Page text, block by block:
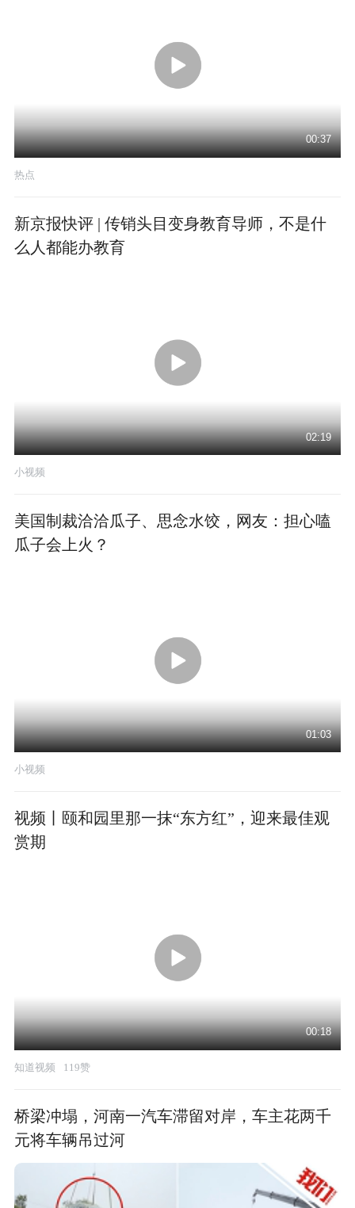
00:37
热点
新京报快评 | 传销头目变身教育导师，不是什
么人都能办教育
02:19
小视频
美国制裁洽洽瓜子、思念水饺，网友：担心嗑
瓜子会上火？
01:03
小视频
视频丨颐和园里那一抹“东方红”，迎来最佳观
赏期
00:18
知道视频 119赞
桥梁冲塌，河南一汽车滞留对岸，车主花两千
元将车辆吊过河